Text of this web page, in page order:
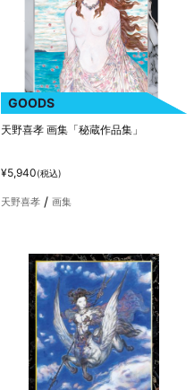
GOODS
天野喜孝 画集「秘蔵作品集」
¥5,940(税込)
天野喜孝 画集